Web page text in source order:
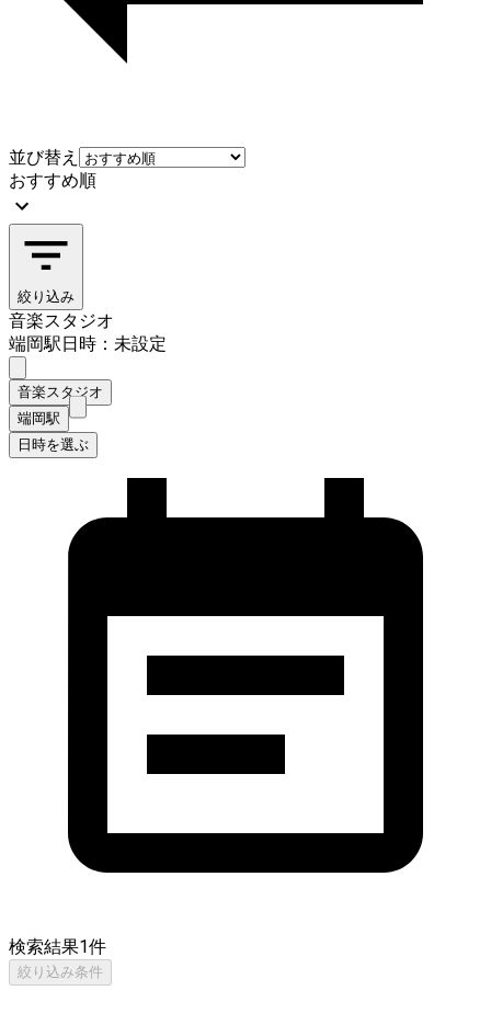
並び替え
おすすめ順
絞り込み
音楽スタジオ
端岡駅日時：未設定
音楽スタジオ
端岡駅
日時を選ぶ
検索結果1件
絞り込み条件